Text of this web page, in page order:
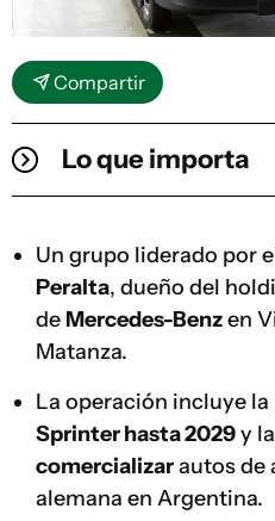
Compartir
Lo que importa
Un grupo liderado por
Peralta, dueño del
de Mercedes-Benzen
Matanza.
La operación incluye la
Sprinter hasta 2029y la
comercializarautos de
alemana en Argentina.